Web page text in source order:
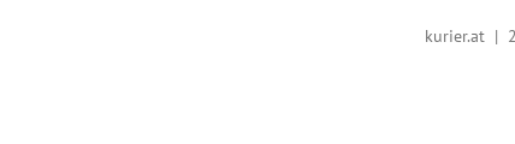
kurier.at |